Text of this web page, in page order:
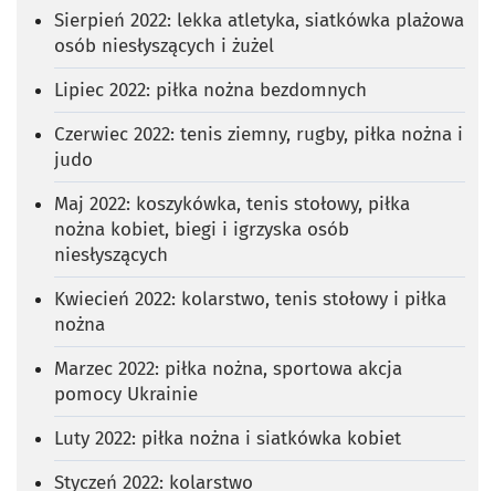
Sierpień 2022: lekka atletyka, siatkówka plażowa
osób niesłyszących i żużel
Lipiec 2022: piłka nożna bezdomnych
Czerwiec 2022: tenis ziemny, rugby, piłka nożna i
judo
Maj 2022: koszykówka, tenis stołowy, piłka
nożna kobiet, biegi i igrzyska osób
niesłyszących
Kwiecień 2022: kolarstwo, tenis stołowy i piłka
nożna
Marzec 2022: piłka nożna, sportowa akcja
pomocy Ukrainie
Luty 2022: piłka nożna i siatkówka kobiet
Styczeń 2022: kolarstwo